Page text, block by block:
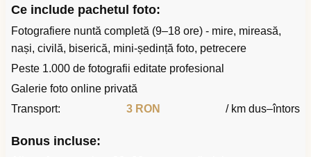
Ce include pachetul foto:
Fotografiere nuntă completă (9–18 ore) - mire, mireasă,
nași, civilă, biserică, mini-ședință foto, petrecere
Peste 1.000 de fotografii editate profesional
Galerie foto online privată
Transport:
3 RON / km dus–întors
Bonus incluse: